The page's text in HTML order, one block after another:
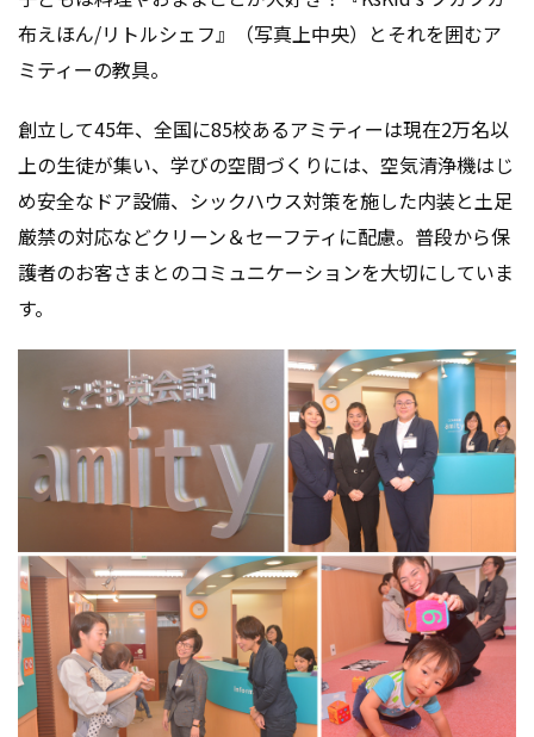
布えほん/リトルシェフ』（写真上中央）とそれを囲むア
ミティーの教具。
創立して45年、全国に85校あるアミティーは現在2万名以
上の生徒が集い、学びの空間づくりには、空気清浄機はじ
め安全なドア設備、シックハウス対策を施した内装と土足
厳禁の対応などクリーン＆セーフティに配慮。普段から保
護者のお客さまとのコミュニケーションを大切にしていま
す。